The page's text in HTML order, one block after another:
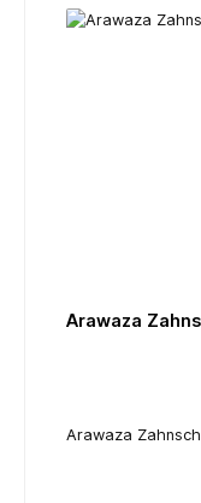
Arawaza
Arawaza